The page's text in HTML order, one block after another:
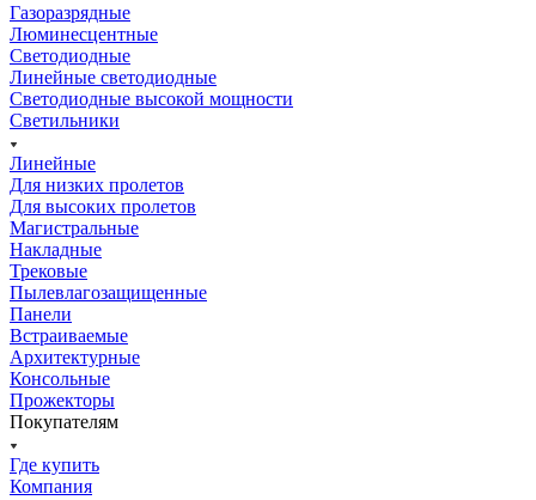
Газоразрядные
Люминесцентные
Светодиодные
Линейные светодиодные
Светодиодные высокой мощности
Светильники
Линейные
Для низких пролетов
Для высоких пролетов
Магистральные
Накладные
Трековые
Пылевлагозащищенные
Панели
Встраиваемые
Архитектурные
Консольные
Прожекторы
Покупателям
Где купить
Компания